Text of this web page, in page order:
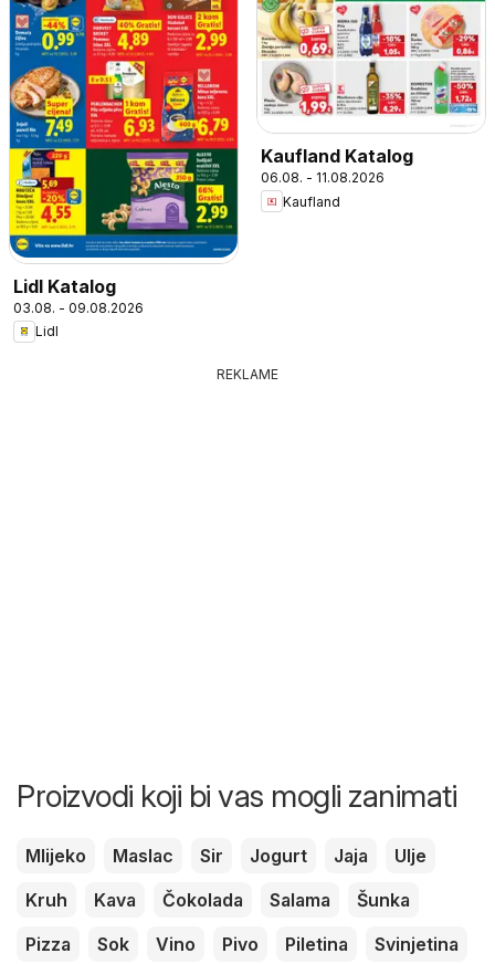
Lidl Katalog
03.08. - 09.08.2026
Lidl
Kaufland Katalog
06.08. - 11.08.2026
Kaufland
REKLAME
Proizvodi koji bi vas mogli zanimati
Mlijeko Maslac Sir Jogurt Jaja
Ulje
Kruh
Kava Čokolada Salama
Šunka
Pizza
Sok Vino Pivo Piletina
Svinjetina